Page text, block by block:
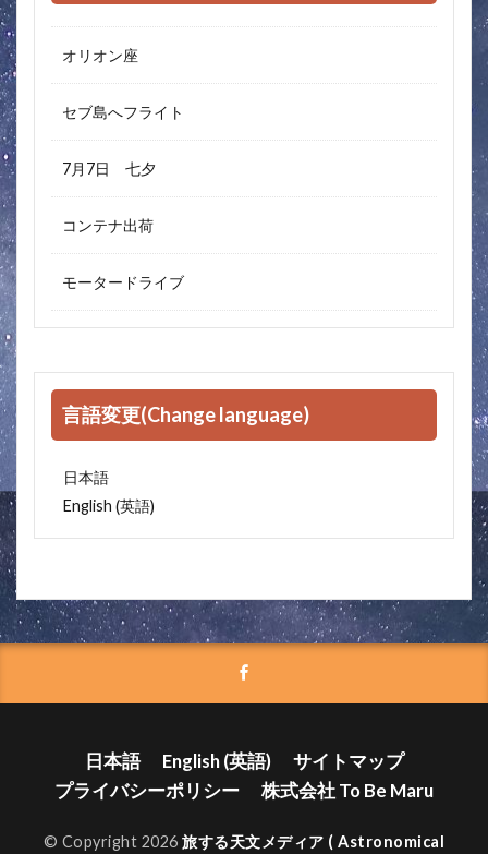
オリオン座
セブ島へフライト
7月7日 七夕
コンテナ出荷
モータードライブ
言語変更(Change language)
日本語
English (英語)
日本語 English(英語)
サイトマップ
プライバシーポリシー
株式会社 To Be Maru
© Copyright 2026旅する天文メディア ( Astronomical